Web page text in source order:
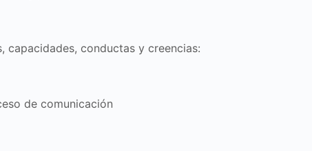
capacidades, conductas y creencias:
de comunicación